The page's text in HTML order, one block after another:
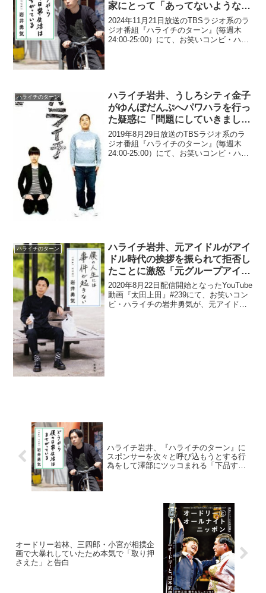
家にとって「あってないようなも
の」と思う理由
2024年11月21日放送のTBSラジオ系のラ
ジオ番組『ハライチのターン』(毎週木
24:00-25:00）にて、お笑いコンビ・ハラ
ハライチのターン
ハライチ岩井、うしろシティ金子
がゆんぼだんぷへパワハラを行っ
た疑惑に「問題にしていきましょ
う、ちゃんとした(笑)」
2019年8月29日放送のTBSラジオ系のラ
ジオ番組『ハライチのターン』(毎週木
24:00-25:00）にて、お笑いコンビ・ハラ
ハライチのターン
ハライチ岩井、元アイドルがアイ
ドル時代の挨拶を振られて拒否し
たことに激怒「元グループアイド
ルじゃなかったら、ここいねぇか
らなテメェ！」
2020年8月22日配信開始となったYouTube
動画『太田上田』#239にて、お笑いコン
ビ・ハライチの岩井勇気が、元アイドル
ハライチ岩井、『ハライチのターン』に
スポンサーを次々と呼び込もうとする行
為をして澤部にツッコまれる「下品すぎ
オードリー若林、三四郎・小宮が相撲企
画で大暴れしていたため本気で「取り押
さえた」と告白